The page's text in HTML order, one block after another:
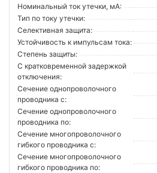
Номинальный ток утечки, мА:
Тип по току утечки:
Селективная защита:
Устойчивость к импульсам тока:
Степень защиты:
С кратковременной задержкой
отключения:
Сечение однопроволочного
проводника с:
Сечение однопроволочного
проводника по:
Сечение многопроволочного
гибкого проводника с:
Сечение многопроволочного
гибкого проводника по: